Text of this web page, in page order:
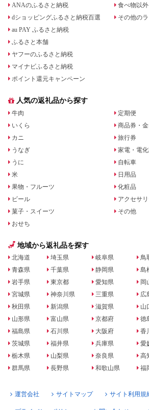
ANAのふるさと納税
dショッピングふるさと納税百選
au PAY ふるさと納税
ふるさと本舗
ヤフーのふるさと納税
マイナビふるさと納税
ポイント還元キャンペーン
食べ物以外
その他の
人気の返礼品から探す
牛肉
いくら
カニ
うなぎ
うに
米
果物・フルーツ
ビール
菓子・スイーツ
おせち
定期便
商品券・
旅行券
家電・電
自転車
日用品
化粧品
アクセサ
その他
地域から返礼品を探す
北海道
青森県
岩手県
宮城県
秋田県
山形県
福島県
茨城県
栃木県
群馬県
埼玉県
千葉県
東京都
神奈川県
新潟県
富山県
石川県
福井県
山梨県
長野県
岐阜県
静岡県
愛知県
三重県
滋賀県
京都府
大阪府
兵庫県
奈良県
和歌山県
鳥
島
岡
広
山
徳
香
愛
高
福
運営会社 サイトマップ サイト利用規